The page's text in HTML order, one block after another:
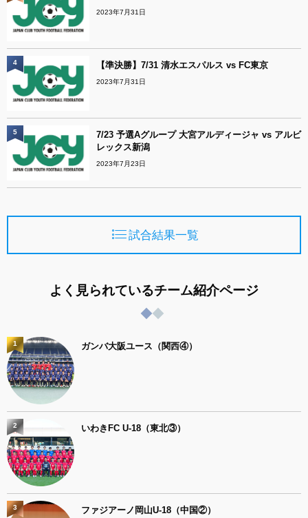
2023年7月31日
【準決勝】7/31 清水エスパルス vs FC東京
2023年7月31日
4
7/23 予選Aグループ 大宮アルディージャ vs アルビ
レックス新潟
2023年7月23日
5
試合結果一覧
よく見られているチーム紹介ページ
ガンバ大阪ユース（関西④）
1
いわきFC U-18（東北③）
2
ファジアーノ岡山U-18（中国②）
3